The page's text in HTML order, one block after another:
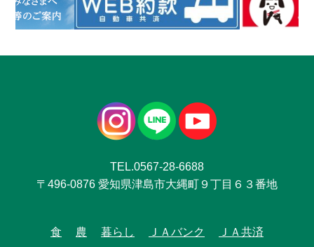
TEL.0567-28-6688
〒496-0876 愛知県津島市大縄町９丁目６３番地
食 農 暮らし ＪＡバンク
ＪＡ共済